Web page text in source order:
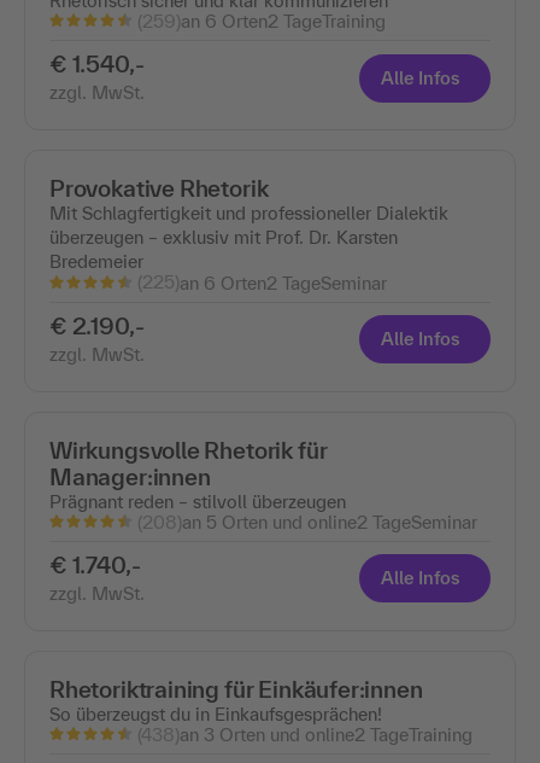
(259)an 6 Orten2 TageTraining
€ 1.540,-
zzgl. MwSt.
Alle Infos
Provokative Rhetorik
Mit Schlagfertigkeit und professioneller Dialektik
überzeugen – exklusiv mit Prof. Dr. Karsten
Bredemeier
(225)an 6 Orten2 TageSeminar
€ 2.190,-
zzgl. MwSt.
Alle Infos
Wirkungsvolle Rhetorik für
Manager:innen
Prägnant reden – stilvoll überzeugen
(208)an 5 Orten und online2 TageSeminar
€ 1.740,-
zzgl. MwSt.
Alle Infos
Rhetoriktraining für Einkäufer:innen
So überzeugst du in Einkaufsgesprächen!
(438)an 3 Orten und online2 TageTraining